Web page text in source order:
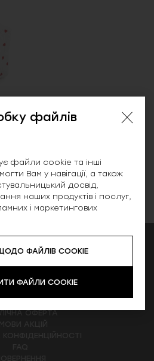
НА РОЗСИЛКУ
ОФЕРТА
файлів
файли cookie та інші
Вам у навігації, а також
досвід,
наших продуктів і послуг,
і маркетингових
ФАЙЛІВ COOKIE
ФАЙЛИ COOKIE